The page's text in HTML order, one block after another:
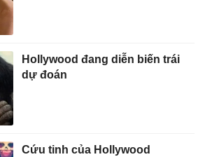
Hollywood đang diễn biến trái
dự đoán
Cứu tinh của Hollywood